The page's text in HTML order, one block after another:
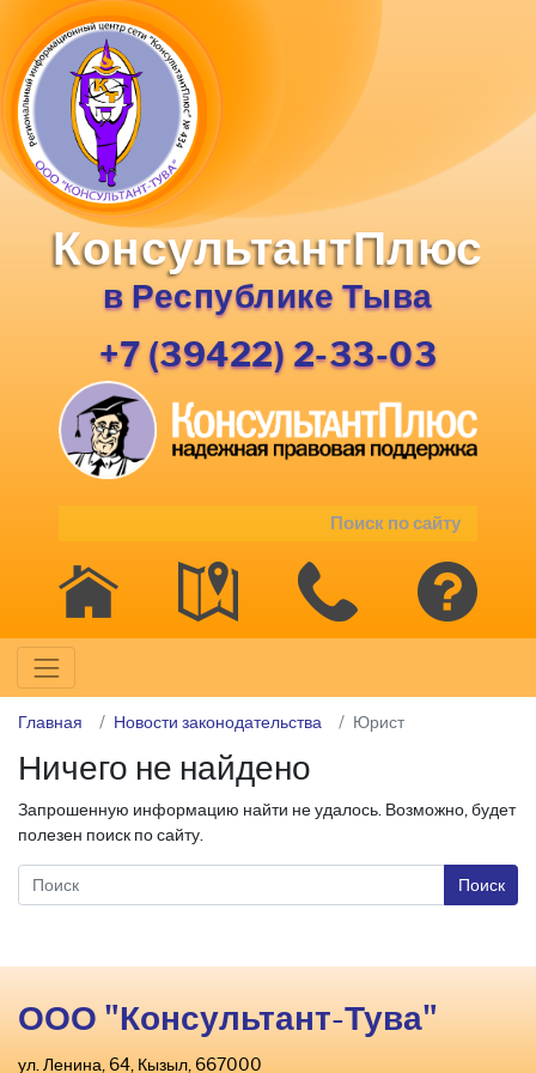
КонсультантПлюс
в Республике Тыва
+7 (39422) 2-33-03
Главная Новости законодательства Юрист
Ничего не найдено
Запрошенную информацию найти не удалось. Возможно, будет
полезен поиск по сайту.
ООО "Консультант-Тува"
ул. Ленина, 64, Кызыл, 667000